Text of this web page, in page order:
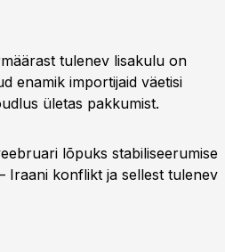
tulenev lisakulu on
enamik importijaid väetisi
ületas pakkumist.
lõpuks stabiliseerumise
Iraani konflikt ja sellest tulenev